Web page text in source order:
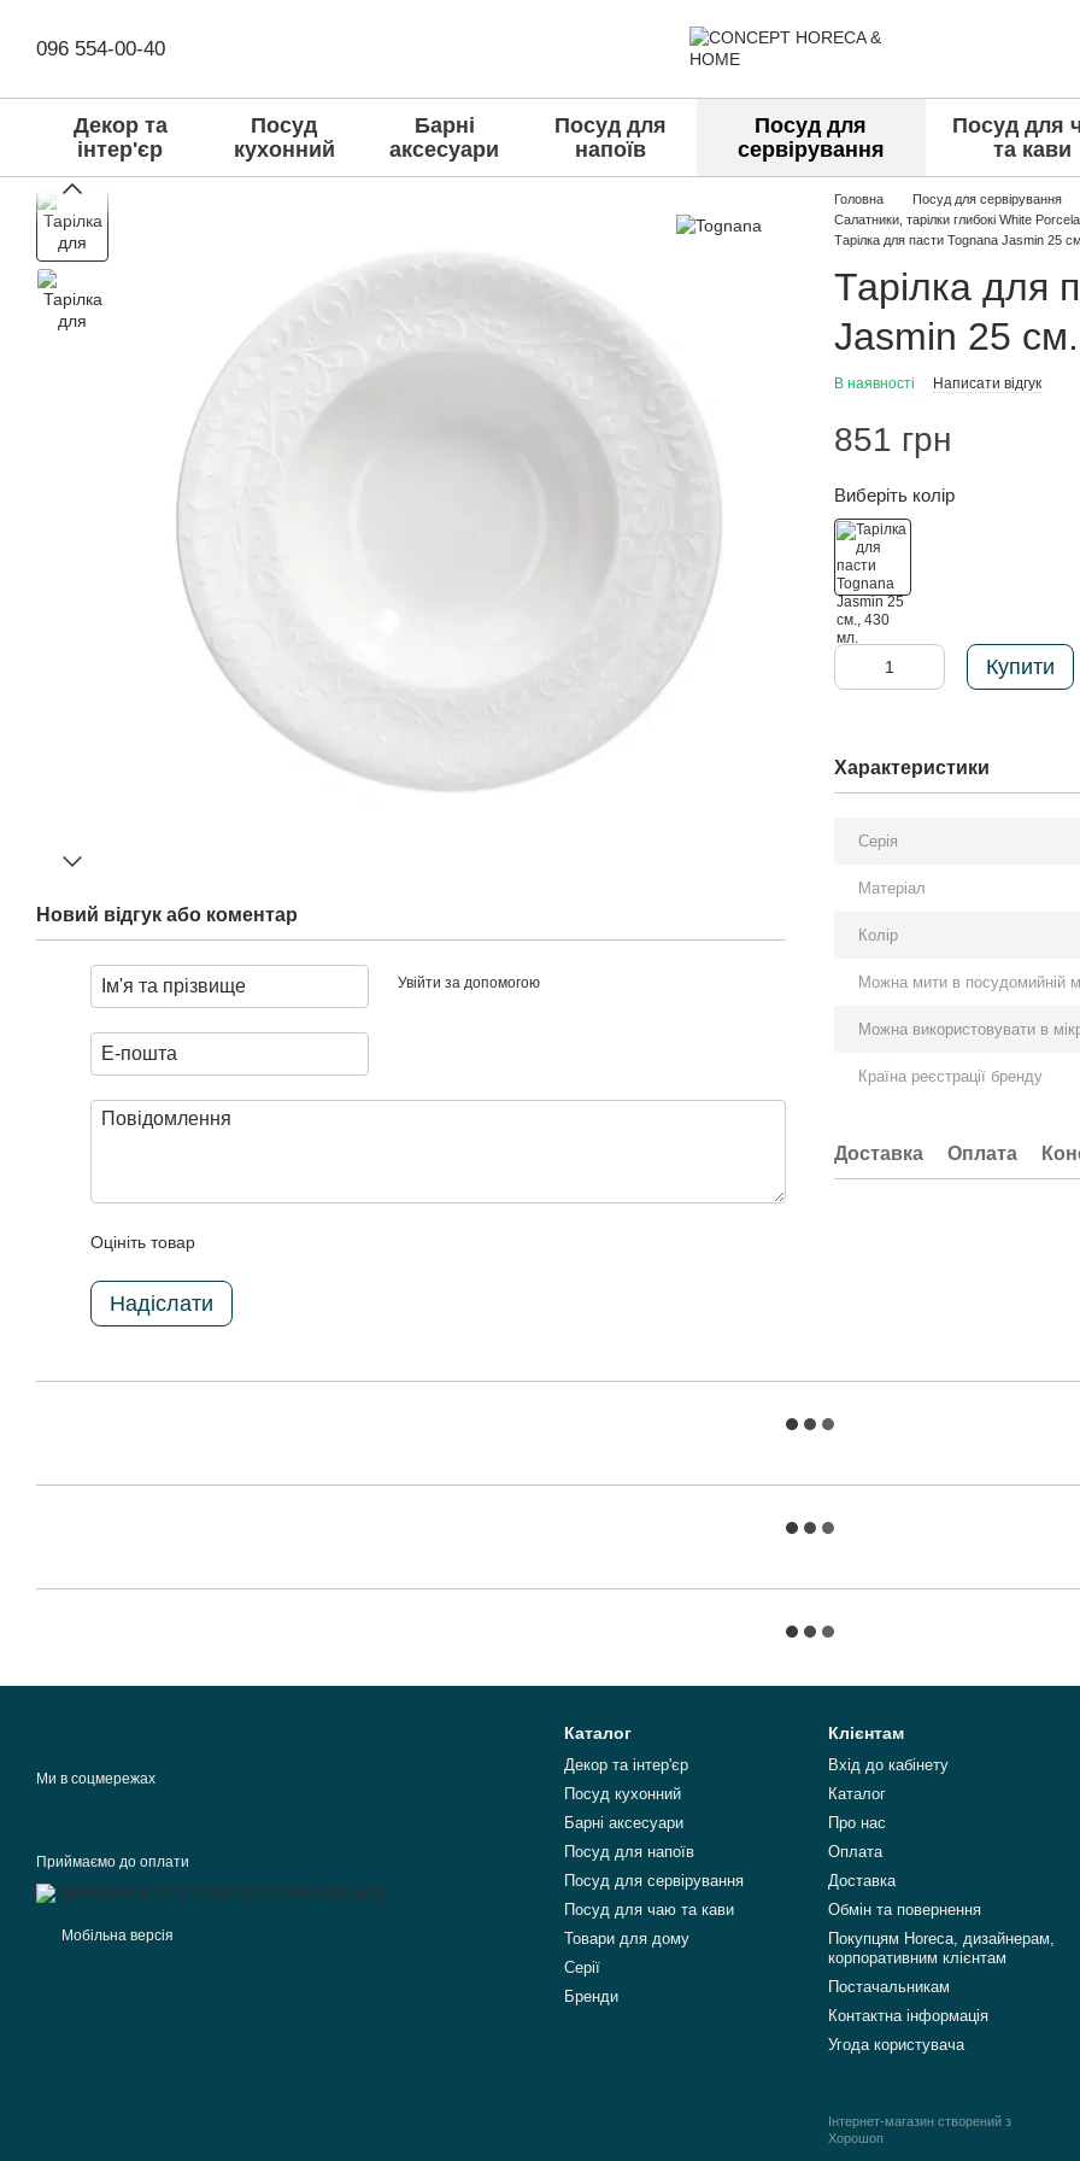
096 554-00-40
Декор та
інтер'єр
Посуд
кухонний
Барні
аксесуари
Посуд для
напоїв
Посуд для
сервірування
Посуд для
та кави
Новий відгук або коментар
Увійти за допомогою
Оцініть товар
Надіслати
Головна Посуд для сервірування
Салатники, тарілки глибокі White
Тарілка для пасти Tognana Jasmin 25
Тарілка для
Jasmin 25
В наявності Написати відгук
851 грн
Виберіть колір
Купити
Характеристики
Серія
Матеріал
Колір
Можна мити в посудомийній
Можна використовувати в
Країна реєстрації бренду
Доставка Оплата
Ми в соцмережах
Приймаємо до оплати
Мобільна версія
Каталог
Декор та інтер'єр
Посуд кухонний
Барні аксесуари
Посуд для напоїв
Посуд для сервірування
Посуд для чаю та кави
Товари для дому
Серії
Бренди
Клієнтам
Вхід до кабінету
Каталог
Про нас
Оплата
Доставка
Обмін та повернення
Покупцям Horeca, дизайнерам,
корпоративним клієнтам
Постачальникам
Контактна інформація
Угода користувача
Інтернет-магазин створений з
Хорошоп